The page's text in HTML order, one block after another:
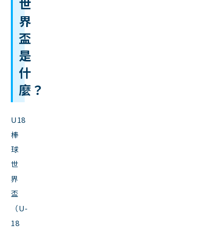
世
界
盃
是
什
麼？
U18
棒
球
世
界
盃
（U-
18